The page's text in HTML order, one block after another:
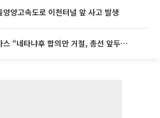
양양고속도로 이천터널 앞 사고 발생
“네타냐후 합의안 거절, 총선 앞두고 시간 끌기”